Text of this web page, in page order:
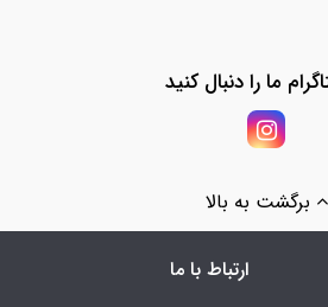
ما را دنبال کنید
برگشت به بالا
ارتباط با ما